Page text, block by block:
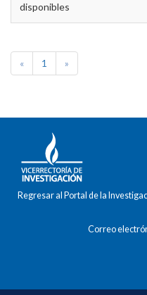
disponibles
« 1 »
Regresar al Portal de la
Correo